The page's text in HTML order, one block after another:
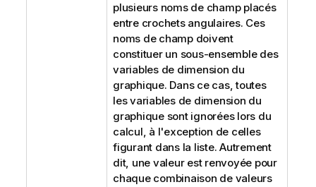
plusieurs noms de champ placés
entre crochets angulaires. Ces
noms de champ doivent
constituer un sous-ensemble des
variables de dimension du
graphique. Dans ce cas, toutes
les variables de dimension du
graphique sont ignorées lors du
calcul, à l'exception de celles
figurant dans la liste. Autrement
dit, une valeur est renvoyée pour
chaque combinaison de valeurs